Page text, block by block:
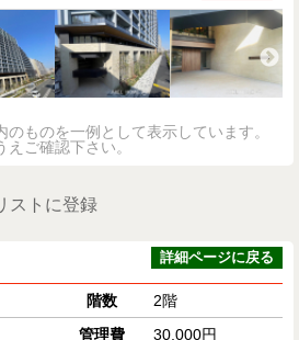
ものを一例として表示しています。
ご確認下さい。
ストに登録
詳細ページに戻る
階数
2階
管理費
30,000円